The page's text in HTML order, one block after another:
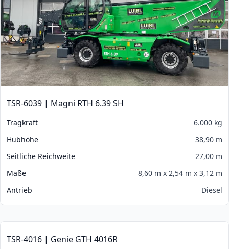
TSR-6039 | Magni RTH 6.39 SH
Tragkraft
6.000 kg
Hubhöhe
38,90 m
Seitliche Reichweite
27,00 m
Maße
8,60 m x 2,54 m x 3,12 m
Antrieb
Diesel
TSR-4016 | Genie GTH 4016R